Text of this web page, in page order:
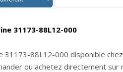
31173-88L12-000
31173-88L12-000 disponible
ou achetez directement sur